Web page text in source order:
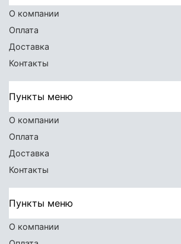
О компании
Оплата
Доставка
Контакты
Пункты меню
О компании
Оплата
Доставка
Контакты
Пункты меню
О компании